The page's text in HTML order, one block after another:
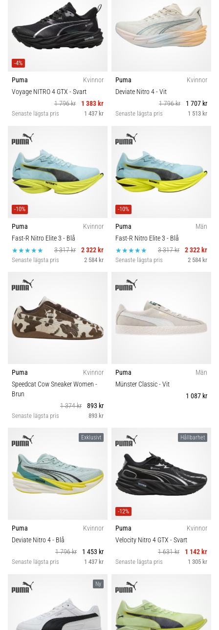
-4%
Puma
Kvinnor
Voyage NITRO 4 GTX - Svart
1 796 kr
1 383 kr
Senaste lägsta pris 1 437 kr
Puma
Kvinnor
Deviate Nitro 4- Vit
1 796 kr
1 707 kr
Senaste lägsta pris 1 513 kr
-10%
Puma
Kvinnor
Fast-R Nitro Elite 3 - Blå
3 317 kr
2 322 kr
Senaste lägsta pris 2 584 kr
-10%
Puma
Män
Fast-R Nitro Elite 3 - Blå
3 317 kr
2 322 kr
Senaste lägsta pris 2 584 kr
Puma
Kvinnor
Speedcat Cow Sneaker Women -
Brun
1 374 kr
893 kr
Senaste lägsta pris 893 kr
Puma
Män
Münster Classic- Vit
1 087 kr
Exklusivt
Puma
Kvinnor
Deviate Nitro 4- Blå
1 796 kr
1 453 kr
Senaste lägsta pris 1 437 kr
Hållbarhet
-12%
Puma
Kvinnor
Velocity Nitro 4 GTX - Svart
1 631 kr
1 142 kr
Senaste lägsta pris 1 305 kr
Ny